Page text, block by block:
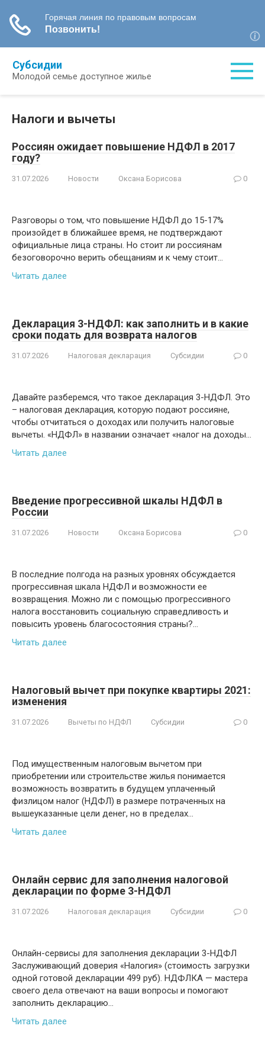
контенту
Субсидии
Молодой семье доступное жилье
Налоги и вычеты
Россиян ожидает повышение НДФЛ в 2017
году?
31.07.2026 Новости Оксана Борисова 0
Разговоры о том, что повышение НДФЛ до 15-17%
произойдет в ближайшее время, не подтверждают
официальные лица страны. Но стоит ли россиянам
безоговорочно верить обещаниям и к чему стоит…
Читать далее
Декларация 3-НДФЛ: как заполнить и в какие
сроки подать для возврата налогов
31.07.2026 Налоговая декларация Субсидии 0
Давайте разберемся, что такое декларация 3-НДФЛ. Это
– налоговая декларация, которую подают россияне,
чтобы отчитаться о доходах или получить налоговые
вычеты. «НДФЛ» в названии означает «налог на доходы…
Читать далее
Введение прогрессивной шкалы НДФЛ в
России
31.07.2026 Новости Оксана Борисова 0
В последние полгода на разных уровнях обсуждается
прогрессивная шкала НДФЛ и возможности ее
возвращения. Можно ли с помощью прогрессивного
налога восстановить социальную справедливость и
повысить уровень благосостояния страны?…
Читать далее
Налоговый вычет при покупке квартиры 2021:
изменения
31.07.2026 Вычеты по НДФЛ Субсидии 0
Под имущественным налоговым вычетом при
приобретении или строительстве жилья понимается
возможность возвратить в будущем уплаченный
физлицом налог (НДФЛ) в размере потраченных на
вышеуказанные цели денег, но в пределах…
Читать далее
Онлайн сервис для заполнения налоговой
декларации по форме 3-НДФЛ
31.07.2026 Налоговая декларация Субсидии 0
Онлайн-сервисы для заполнения декларации 3-НДФЛ
Заслуживающий доверия «Налогия» (стоимость загрузки
одной готовой декларации 499 руб). НДФЛКА — мастера
своего дела отвечают на ваши вопросы и помогают
заполнить декларацию…
Читать далее